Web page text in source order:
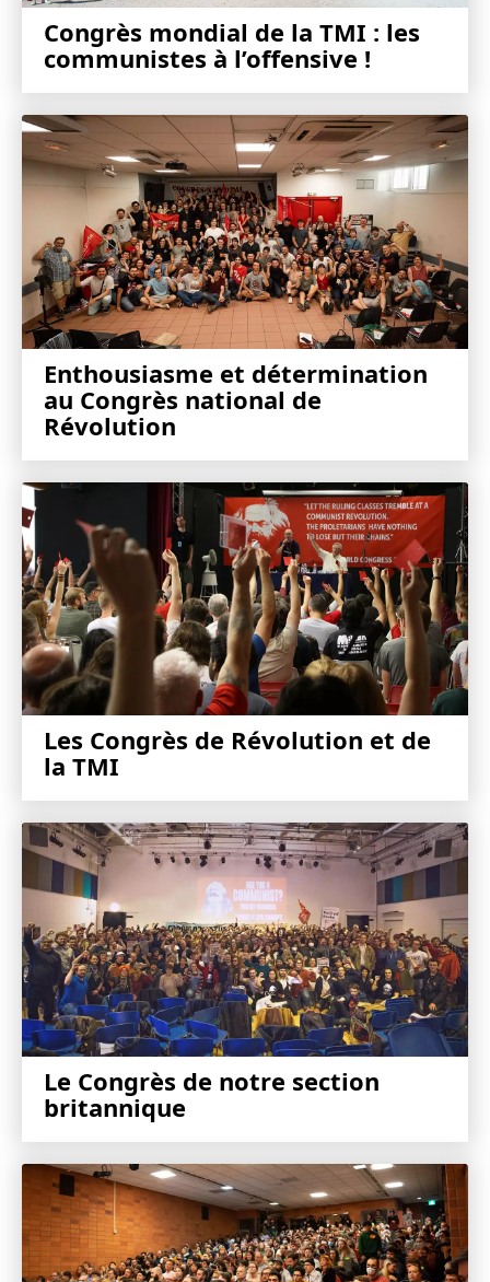
Congrès mondial de la TMI : les
communistes à l’offensive !
Enthousiasme et détermination
au Congrès national de
Révolution
Les Congrès de Révolution et de
la TMI
Le Congrès de notre section
britannique